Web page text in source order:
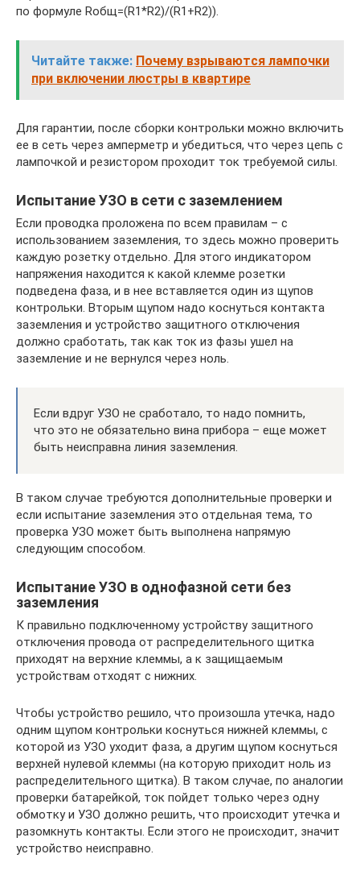
по формуле Rобщ=(R1*R2)/(R1+R2)).
Читайте также: Почему взрываются лампочки
при включении люстры в квартире
Для гарантии, после сборки контрольки можно включить
ее в сеть через амперметр и убедиться, что через цепь с
лампочкой и резистором проходит ток требуемой силы.
Испытание УЗО в сети с заземлением
Если проводка проложена по всем правилам – с
использованием заземления, то здесь можно проверить
каждую розетку отдельно. Для этого индикатором
напряжения находится к какой клемме розетки
подведена фаза, и в нее вставляется один из щупов
контрольки. Вторым щупом надо коснуться контакта
заземления и устройство защитного отключения
должно сработать, так как ток из фазы ушел на
заземление и не вернулся через ноль.
Если вдруг УЗО не сработало, то надо помнить,
что это не обязательно вина прибора – еще может
быть неисправна линия заземления.
В таком случае требуются дополнительные проверки и
если испытание заземления это отдельная тема, то
проверка УЗО может быть выполнена напрямую
следующим способом.
Испытание УЗО в однофазной сети без
заземления
К правильно подключенному устройству защитного
отключения провода от распределительного щитка
приходят на верхние клеммы, а к защищаемым
устройствам отходят с нижних.
Чтобы устройство решило, что произошла утечка, надо
одним щупом контрольки коснуться нижней клеммы, с
которой из УЗО уходит фаза, а другим щупом коснуться
верхней нулевой клеммы (на которую приходит ноль из
распределительного щитка). В таком случае, по аналогии
проверки батарейкой, ток пойдет только через одну
обмотку и УЗО должно решить, что происходит утечка и
разомкнуть контакты. Если этого не происходит, значит
устройство неисправно.